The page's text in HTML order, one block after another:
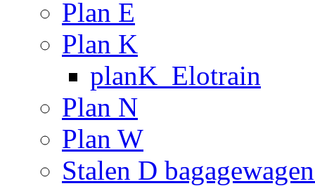
Plan E
Plan K
planK_Elotrain
Plan N
Plan W
Stalen D